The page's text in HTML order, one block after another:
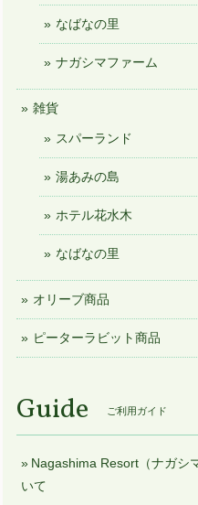
なばなの里
ナガシマファーム
雑貨
スパーランド
湯あみの島
ホテル花水木
なばなの里
オリーブ商品
ピーターラビット商品
Guide ご利用ガイド
Nagashima Resort（ナガシ
いて